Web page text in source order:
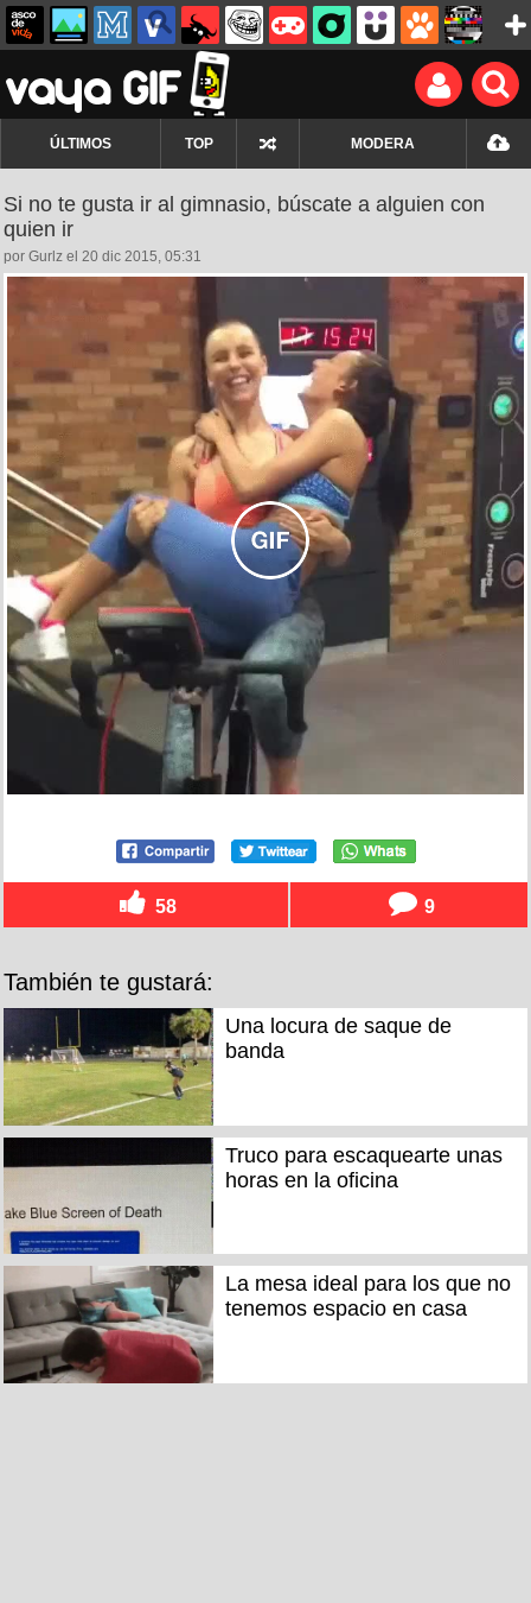
ÚLTIMOS TOP MODERA
Si no te gusta ir al gimnasio, búscate a alguien con
quien ir
por Gurlz el 20 dic 2015, 05:31
58 9
También te gustará:
Una locura de saque de
banda
Truco para escaquearte unas
horas en la oficina
La mesa ideal para los que no
tenemos espacio en casa